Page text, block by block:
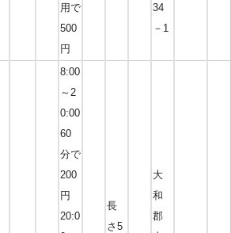
用で
500
円
34
－1
8:00
～2
0:00
60
分で
200
円
20:0
長
さ5
大
和
郡